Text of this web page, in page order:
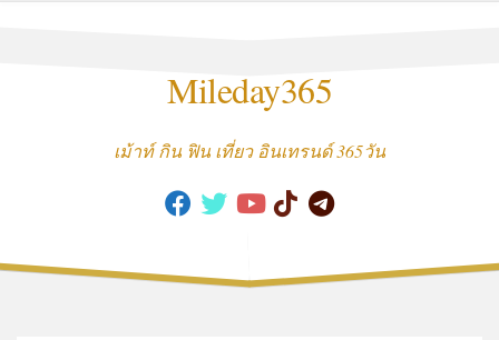
Mileday365
เม้าท์ กิน ฟิน เที่ยว อินเทรนด์ 365วัน